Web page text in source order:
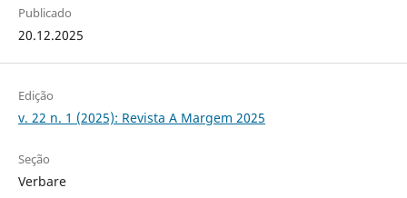
Publicado
20.12.2025
Edição
v. 22 n. 1 (2025): Revista A Margem 2025
Seção
Verbare